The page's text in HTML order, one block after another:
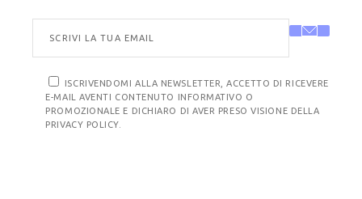
ISCRIVENDOMI ALLA NEWSLETTER, ACCETTO DI RICEVERE
E-MAIL AVENTI CONTENUTO INFORMATIVO O
PROMOZIONALE E DICHIARO DI AVER PRESO VISIONE DELLA
PRIVACY POLICY.